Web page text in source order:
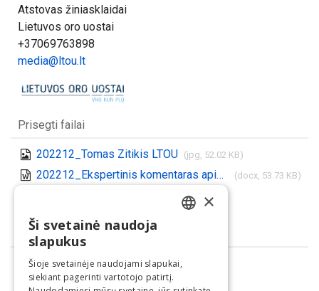
Atstovas žiniasklaidai
Lietuvos oro uostai
+37069763898
media@ltou.lt
Prisegti failai
202212_Tomas Zitikis LTOU (jpg, 52.02 KB)
202212_Ekspertinis komentaras apie 2022 aviacija (docx, 53.73 KB)
Dalintis
×
Ši svetainė naudoja
slapukus
Šioje svetainėje naudojami slapukai,
siekiant pagerinti vartotojo patirtį.